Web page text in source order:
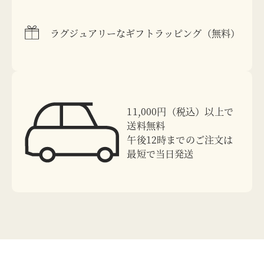
ラグジュアリーなギフトラッピング（無料）
11,000円（税込）以上で
送料無料
午後12時までのご注文は
最短で当日発送